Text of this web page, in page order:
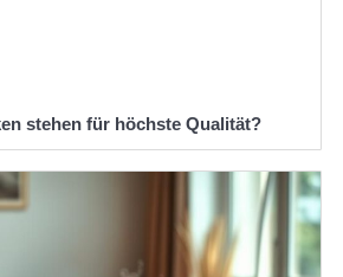
stehen für höchste Qualität?